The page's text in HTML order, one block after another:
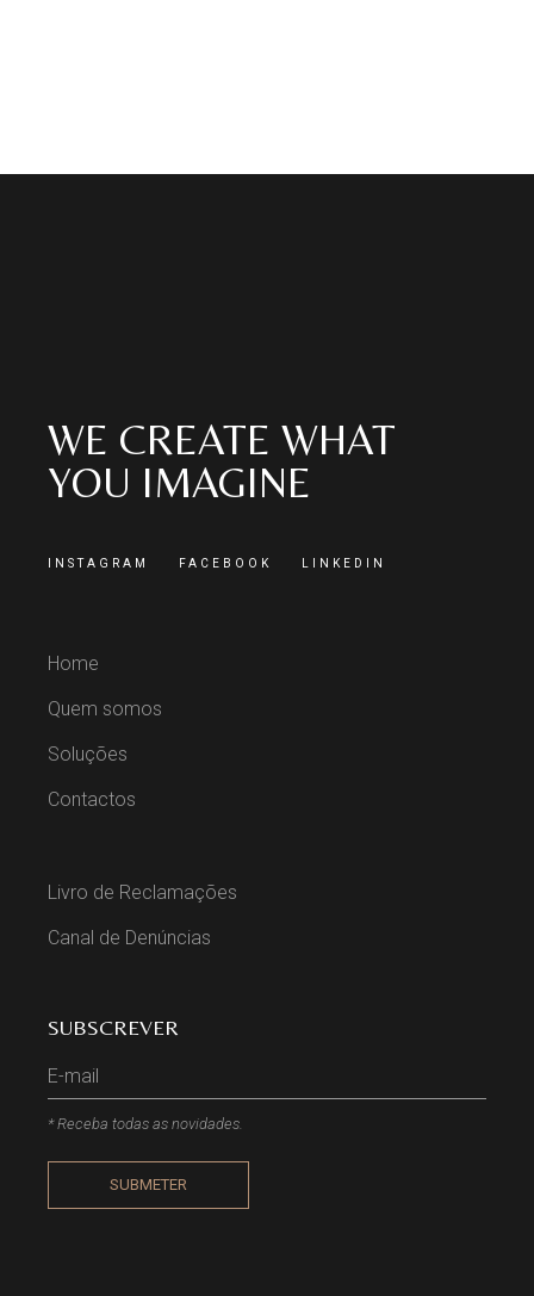
WE CREATE WHAT
YOU IMAGINE
INSTAGRAM FACEBOOK LINKEDIN
Home
Quem somos
Soluções
Contactos
Livro de Reclamações
Canal de Denúncias
SUBSCREVER
* Receba todas as novidades.
SUBMETER